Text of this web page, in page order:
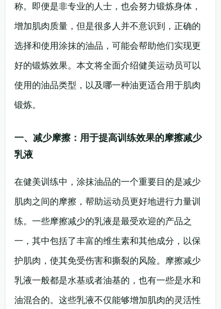
称。即便是非专业的人士，也会努力锻炼身体，
增加肌肉质量，但是很多人并不意识到，正确的
选择和使用涂抹的油品，可能会帮助他们实现更
好的锻炼效果。本文将全面介绍健美运动员可以
使用的油品类型，以及哪一种油更适合用于肌肉
锻炼。
一、减少摩擦：用于提高训练效果的摩擦减少
乳液
在健美训练中，涂抹油品的一个重要目的是减少
肌肉之间的摩擦，帮助运动员更好地进行力量训
练。一些摩擦减少的乳液是最受欢迎的产品之
一，其中包括了丰富的维生素和其他成分，以保
护肌肉，使其免受伤害和撕裂的风险。摩擦减少
乳液一般都是水基或者油基的，也有一些是水和
油混合的。这些乳液不仅能够增加肌肉的灵活性